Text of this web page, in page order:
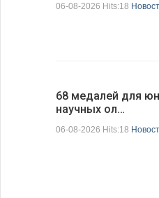
06-08-2026 Hits:18
68 медалей для
научных ол…
06-08-2026 Hits:18